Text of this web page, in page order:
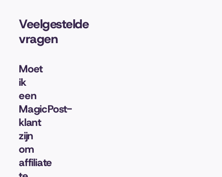
Veelgestelde
vragen
Moet
ik
een
MagicPost-
klant
zijn
om
affiliate